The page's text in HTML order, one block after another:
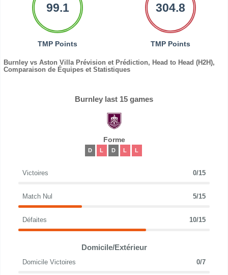
99.1
TMP Points
304.8
TMP Points
Burnley vs Aston Villa Prévision et Prédiction, Head to Head (H2H),
Comparaison de Équipes et Statistiques
Burnley last 15 games
Forme
D L D L L
Victoires 0/15
Match Nul 5/15
Défaites 10/15
Domicile/Extérieur
Domicile Victoires 0/7